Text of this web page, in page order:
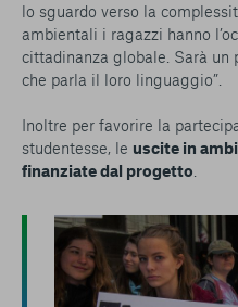
lo sguardo verso la
ambientali i ragazzi hanno
cittadinanza globale. Sarà un
che parla il loro linguaggio”.
Inoltre per favorire la
studentesse, le uscite in
finanziate dal progetto